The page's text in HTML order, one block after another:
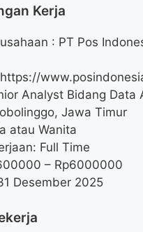
Kerja
: PT Pos
https://
Analyst Bidang Data
Jawa Timur
atau Wanita
Full Time
– Rp6000000
Desember 2025